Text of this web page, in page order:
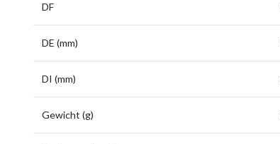
DF
DE (mm)
DI (mm)
Gewicht (g)